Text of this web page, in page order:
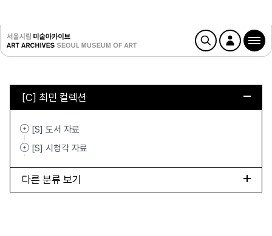
[C] 최민 컬렉션
[S] 도서 자료
[S] 시청각 자료
다른 분류 보기